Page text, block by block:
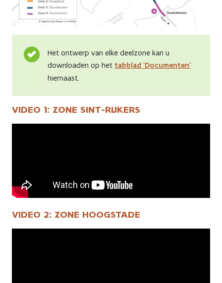
Het ontwerp van elke deelzone kan u
downloaden op het tabblad 'Documenten'
hiernaast.
VIDEO 1: ZONE SINT-RIJKERS
VIDEO 2: ZONE HOOGSTADE